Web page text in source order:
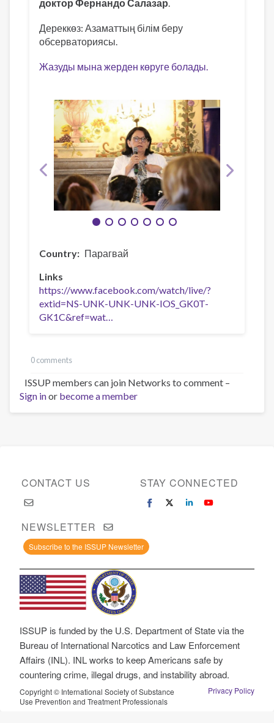
доктор Фернандо Салазар
Дереккөз: Азаматтың білім беру
обсерваториясы.
Жазуды мына жерден көруге болады.
Country
Парагвай
Links
https://www.facebook.com/watch/live/?
extid=NS-UNK-UNK-UNK-IOS_GK0T-
GK1C&ref=wat…
0 comments
ISSUP members can join Networks to comment –
Sign inor become a member
CONTACT US STAY CONNECTED
NEWSLETTER
Subscribe to the ISSUP Newsletter
ISSUP is funded by the U.S. Department of State via the
Bureau of International Narcotics and Law Enforcement
Affairs (INL). INL works to keep Americans safe by
countering crime, illegal drugs, and instability abroad.
Copyright © International Society of Substance
Use Prevention and Treatment Professionals
Privacy Policy